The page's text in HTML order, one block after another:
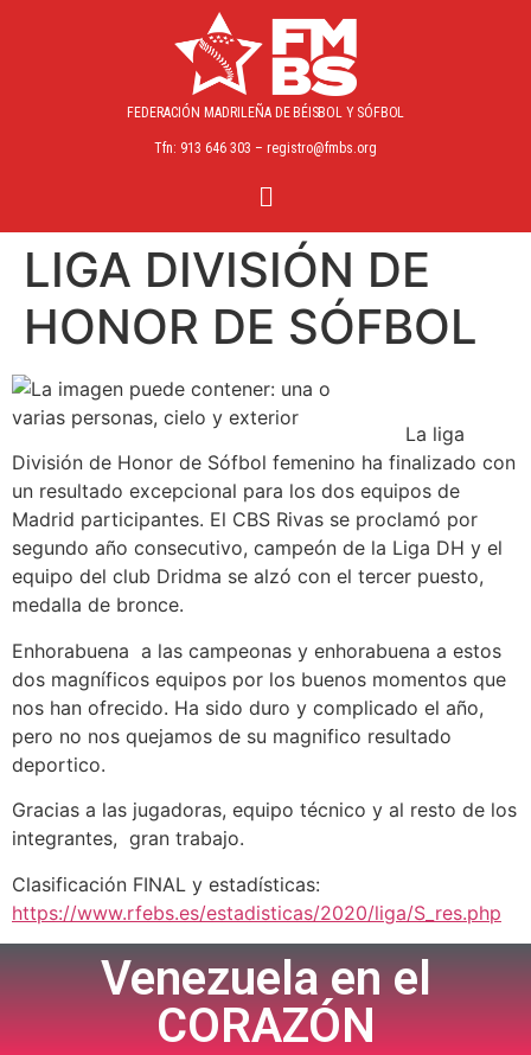
FEDERACIÓN MADRILEÑA DE BÉISBOL Y SÓFBOL
Tfn: 913 646 303 – registro@fmbs.org
LIGA DIVISIÓN DE
HONOR DE SÓFBOL
La liga
División de Honor de Sófbol femenino ha finalizado con
un resultado excepcional para los dos equipos de
Madrid participantes. El CBS Rivas se proclamó por
segundo año consecutivo, campeón de la Liga DH y el
equipo del club Dridma se alzó con el tercer puesto,
medalla de bronce.
Enhorabuena a las campeonas y enhorabuena a estos
dos magníficos equipos por los buenos momentos que
nos han ofrecido. Ha sido duro y complicado el año,
pero no nos quejamos de su magnifico resultado
deportico.
Gracias a las jugadoras, equipo técnico y al resto de los
integrantes, gran trabajo.
Clasificación FINAL y estadísticas:
https://www.rfebs.es/estadisticas/2020/liga/S_res.php
Venezuela en el
CORAZÓN